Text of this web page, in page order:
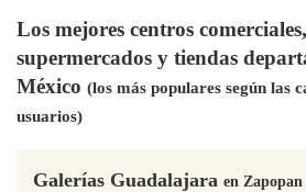
Los mejores centros
supermercados y tiendas
México (los más populares según las
usuarios)
Galerías Guadalajara en Zapopan